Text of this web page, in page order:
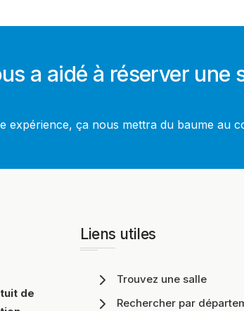
a aidé à réserver une
expérience, ça nous mettra du baume au
de
Liens utiles
Trouvez une salle
Rechercher par